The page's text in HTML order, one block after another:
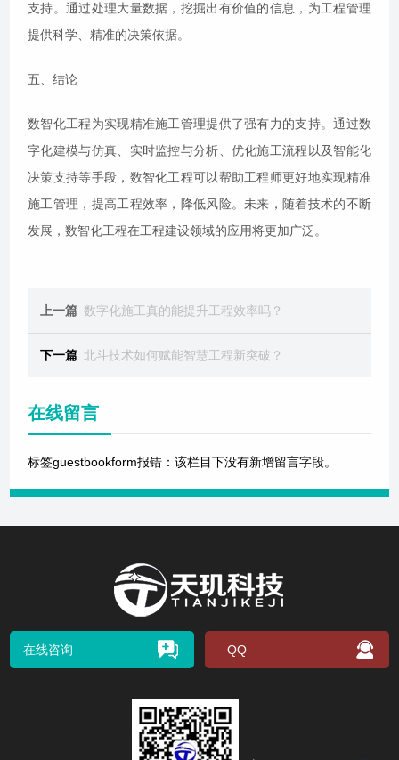
支持。通过处理大量数据，挖掘出有价值的信息，为工程管理
提供科学、精准的决策依据。
五、结论
数智化工程为实现精准施工管理提供了强有力的支持。通过数
字化建模与仿真、实时监控与分析、优化施工流程以及智能化
决策支持等手段，数智化工程可以帮助工程师更好地实现精准
施工管理，提高工程效率，降低风险。未来，随着技术的不断
发展，数智化工程在工程建设领域的应用将更加广泛。
上一篇 数字化施工真的能提升工程效率吗？
下一篇 北斗技术如何赋能智慧工程新突破？
在线留言
标签guestbookform报错：该栏目下没有新增留言字段。
在线咨询 QQ